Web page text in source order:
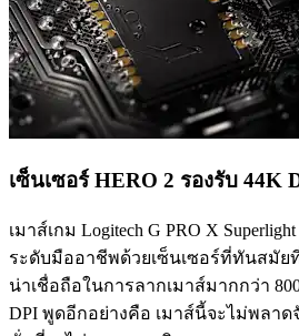
เซ็นเซอร์ HERO 2 รองรับ 44K
เมาส์เกม Logitech G PRO X
ระดับมืออาชีพด้วยเซ็นเซอร์ที่ทันสมัย
น่าเชื่อถือในการลากเมาส์มากกว่า
DPI พูดอีกอย่างคือ เมาส์นี้จะไม่พลา